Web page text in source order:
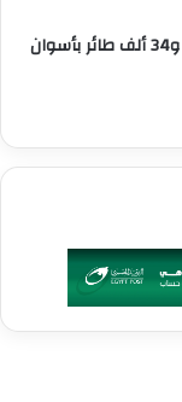
تحصين 23 ألف رأس ماشية و34 ألف طائر بأسوان